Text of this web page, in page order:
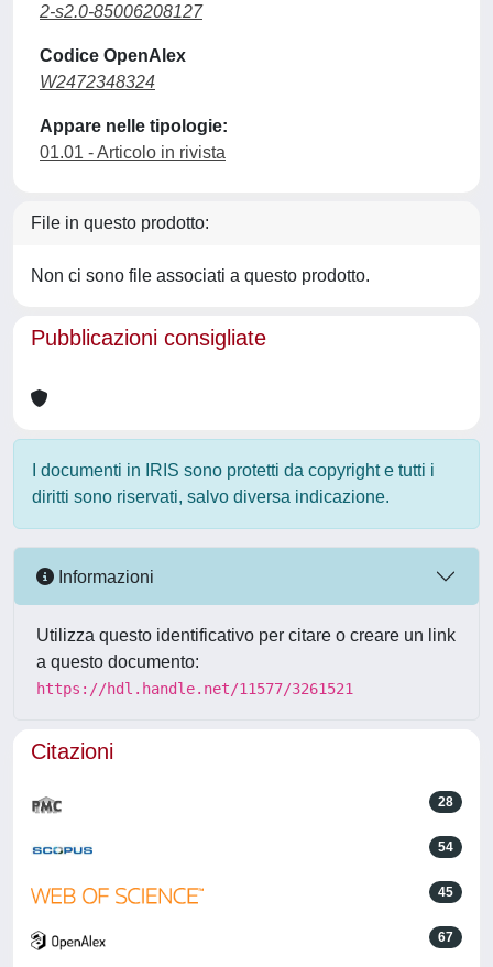
2-s2.0-85006208127
Codice OpenAlex
W2472348324
Appare nelle tipologie:
01.01 - Articolo in rivista
File in questo prodotto:
Non ci sono file associati a questo prodotto.
Pubblicazioni consigliate
I documenti in IRIS sono protetti da copyright e tutti i
diritti sono riservati, salvo diversa indicazione.
Informazioni
Utilizza questo identificativo per citare o creare un link
a questo documento:
https://hdl.handle.net/11577/3261521
Citazioni
28
54
45
67